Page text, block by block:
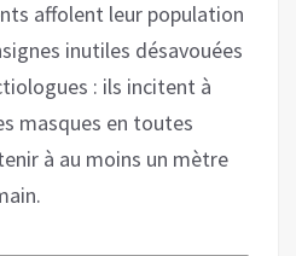
affolent leur population
inutiles désavouées
: ils incitent à
masques en toutes
à au moins un mètre